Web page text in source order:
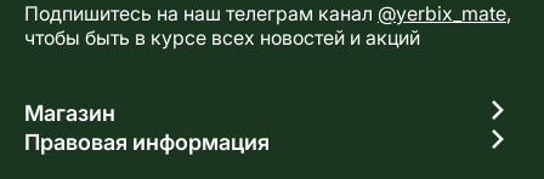
Подпишитесь на наш телеграм канал @yerbix_mate,
чтобы быть в курсе всех новостей и акций
Магазин
Правовая информация